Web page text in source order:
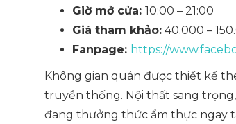
Giờ mở cửa: 10:00 – 21:00
Giá tham khảo: 40.000 –
Fanpage: https://
Không gian quán được thiết kế
truyền thống. Nội thất sang
đang thưởng thức ẩm thực ngay